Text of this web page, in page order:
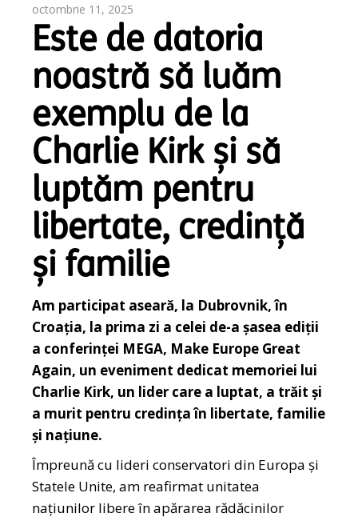
octombrie 11, 2025
Este de datoria
noastră să luăm
exemplu de la
Charlie Kirk și să
luptăm pentru
libertate, credință
și familie
Am participat aseară, la Dubrovnik, în
Croația, la prima zi a celei de-a șasea ediții
a conferinței MEGA, Make Europe Great
Again, un eveniment dedicat memoriei lui
Charlie Kirk, un lider care a luptat, a trăit și
a murit pentru credința în libertate, familie
și națiune.
Împreună cu lideri conservatori din Europa și
Statele Unite, am reafirmat unitatea
națiunilor libere în apărarea rădăcinilor